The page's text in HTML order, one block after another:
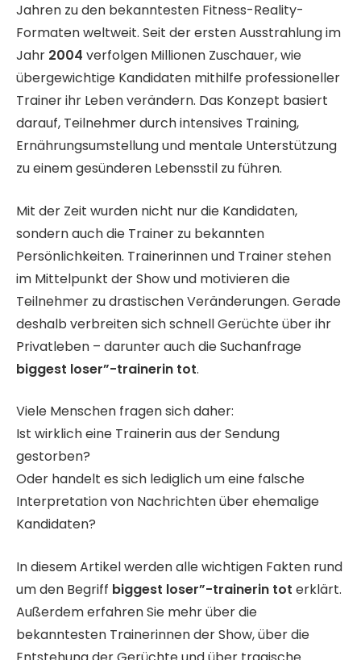
Jahren zu den bekanntesten Fitness-Reality-
Formaten weltweit. Seit der ersten Ausstrahlung im
Jahr 2004 verfolgen Millionen Zuschauer, wie
übergewichtige Kandidaten mithilfe professioneller
Trainer ihr Leben verändern. Das Konzept basiert
darauf, Teilnehmer durch intensives Training,
Ernährungsumstellung und mentale Unterstützung
zu einem gesünderen Lebensstil zu führen.
Mit der Zeit wurden nicht nur die Kandidaten,
sondern auch die Trainer zu bekannten
Persönlichkeiten. Trainerinnen und Trainer stehen
im Mittelpunkt der Show und motivieren die
Teilnehmer zu drastischen Veränderungen. Gerade
deshalb verbreiten sich schnell Gerüchte über ihr
Privatleben – darunter auch die Suchanfrage
biggest loser”-trainerin tot.
Viele Menschen fragen sich daher:
Ist wirklich eine Trainerin aus der Sendung
gestorben?
Oder handelt es sich lediglich um eine falsche
Interpretation von Nachrichten über ehemalige
Kandidaten?
In diesem Artikel werden alle wichtigen Fakten rund
um den Begriff biggest loser”-trainerin tot erklärt.
Außerdem erfahren Sie mehr über die
bekanntesten Trainerinnen der Show, über die